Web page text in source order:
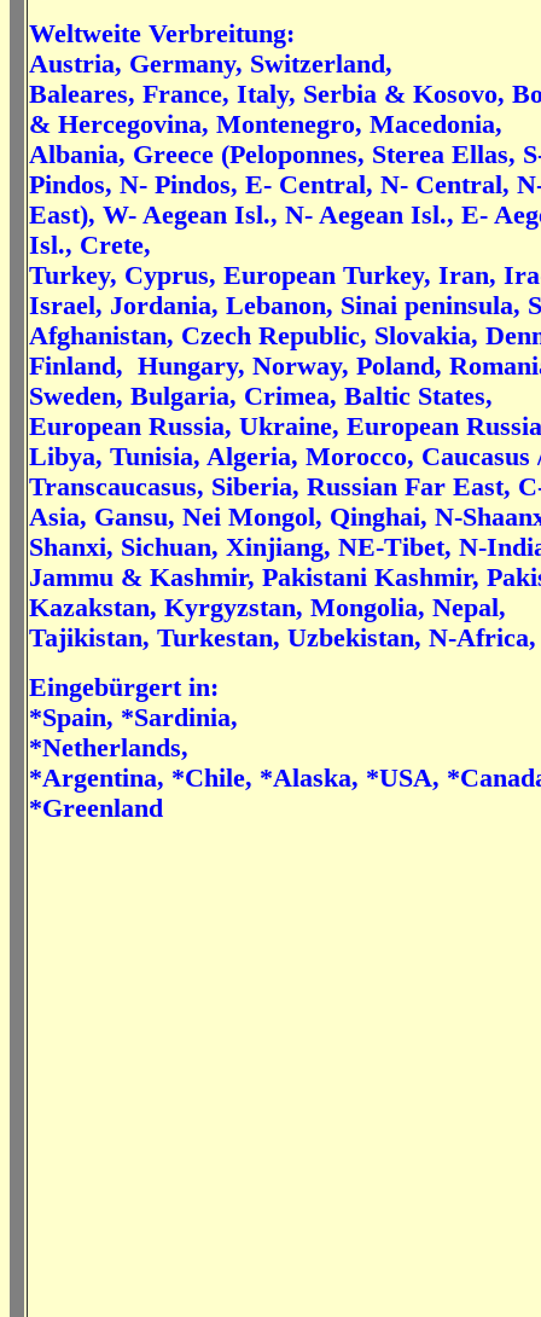
Weltweite Verbreitung:
Austria, Germany, Switzerland,
Baleares, France, Italy, Serbia & Kosovo,
& Hercegovina, Montenegro, Macedonia,
Albania, Greece (Peloponnes, Sterea Ellas,
Pindos, N- Pindos, E- Central, N- Central,
East), W- Aegean Isl., N- Aegean Isl., E-
Isl., Crete,
Turkey, Cyprus, European Turkey, Iran,
Israel, Jordania, Lebanon, Sinai peninsula,
Afghanistan, Czech Republic, Slovakia,
Finland, Hungary, Norway, Poland,
Sweden, Bulgaria, Crimea, Baltic States,
European Russia, Ukraine, European
Libya, Tunisia, Algeria, Morocco, Caucasus
Transcaucasus, Siberia, Russian Far East,
Asia, Gansu, Nei Mongol, Qinghai, N-
Shanxi, Sichuan, Xinjiang, NE-Tibet, N-
Jammu & Kashmir, Pakistani Kashmir,
Kazakstan, Kyrgyzstan, Mongolia, Nepal,
Tajikistan, Turkestan, Uzbekistan, N-
Eingebürgert in:
*Spain, *Sardinia,
*Netherlands,
*Argentina, *Chile, *Alaska, *USA,
*Greenland